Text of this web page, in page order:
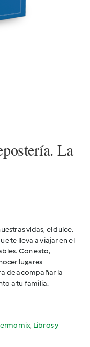
La
vidas, el dulce.
te lleva a viajar en el
Con esto,
lugares
de acompañar la
a tu familia.
, Libros y